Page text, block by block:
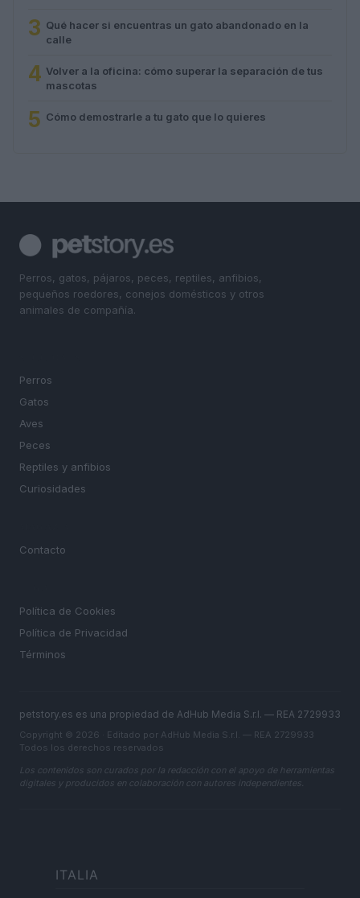
3 Qué hacer si encuentras un gato abandonado en la
calle
4 Volver a la oficina: cómo superar la separación de tus
mascotas
5 Cómo demostrarle a tu gato que lo quieres
Perros, gatos, pájaros, peces, reptiles, anfibios,
pequeños roedores, conejos domésticos y otros
animales de compañía.
Perros
Gatos
Aves
Peces
Reptiles y anfibios
Curiosidades
Contacto
Política de Cookies
Política de Privacidad
Términos
petstory.es es una propiedad de AdHub Media S.r.l. — REA 2729933
Copyright © 2026 · Editado por AdHub Media S.r.l. — REA 2729933
Todos los derechos reservados
Los contenidos son curados por la redacción con el apoyo de herramientas
digitales y producidos en colaboración con autores independientes.
ITALIA